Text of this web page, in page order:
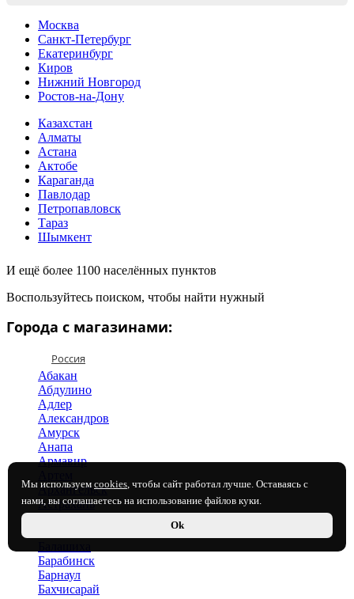
Мы используем cookies, чтобы сайт работал лучше. Оставаясь с
нами, вы соглашаетесь на использование файлов куки.
Ok
Москва
Санкт-Петербург
Екатеринбург
Киров
Нижний Новгород
Ростов-на-Дону
Казахстан
Алматы
Астана
Актобе
Караганда
Павлодар
Петропавловск
Тараз
Шымкент
И ещё более 1100 населённых пунктов
Воспользуйтесь поиском, чтобы найти нужный
Города с магазинами:
Россия
Абакан
Абдулино
Адлер
Александров
Амурск
Анапа
Армавир
Архангельск
Астрахань
Барабинск
Барнаул
Бахчисарай